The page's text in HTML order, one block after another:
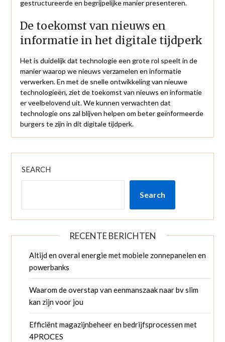
gestructureerde en begrijpelijke manier presenteren.
De toekomst van nieuws en
informatie in het digitale tijdperk
Het is duidelijk dat technologie een grote rol speelt in de
manier waarop we nieuws verzamelen en informatie
verwerken. En met de snelle ontwikkeling van nieuwe
technologieën, ziet de toekomst van nieuws en informatie
er veelbelovend uit. We kunnen verwachten dat
technologie ons zal blijven helpen om beter geïnformeerde
burgers te zijn in dit digitale tijdperk.
SEARCH
Search
RECENTE BERICHTEN
Altijd en overal energie met mobiele zonnepanelen en
powerbanks
Waarom de overstap van eenmanszaak naar bv slim
kan zijn voor jou
Efficiënt magazijnbeheer en bedrijfsprocessen met
4PROCES